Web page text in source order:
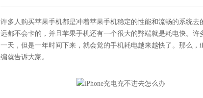
许多人购买苹果手机都是冲着苹果手机稳定的性能和流畅的系统
远都不会卡的，并且苹果手机还有一个很大的弊端就是耗电快。
一天，但是一年时间下来，就会觉的手机耗电越来越快了。那么，
编就告诉大家。